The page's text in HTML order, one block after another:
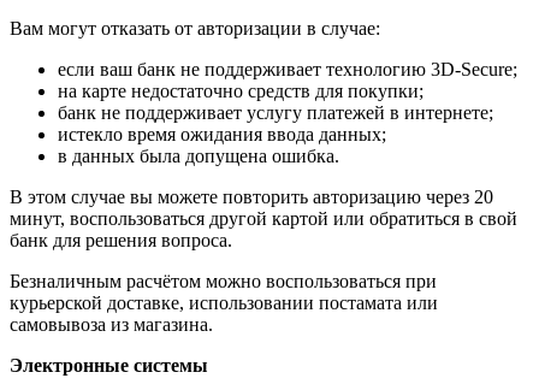
Вам могут отказать от авторизации в случае:
если ваш банк не поддерживает технологию 3D-Secure;
на карте недостаточно средств для покупки;
банк не поддерживает услугу платежей в интернете;
истекло время ожидания ввода данных;
в данных была допущена ошибка.
В этом случае вы можете повторить авторизацию через 20
минут, воспользоваться другой картой или обратиться в свой
банк для решения вопроса.
Безналичным расчётом можно воспользоваться при
курьерской доставке, использовании постамата или
самовывоза из магазина.
Электронные системы